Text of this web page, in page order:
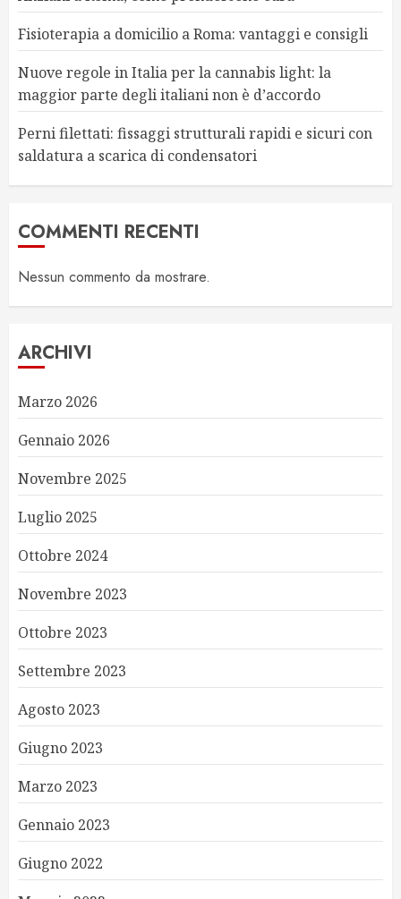
Fisioterapia a domicilio a Roma: vantaggi e consigli
Nuove regole in Italia per la cannabis light: la
maggior parte degli italiani non è d’accordo
Perni filettati: fissaggi strutturali rapidi e sicuri con
saldatura a scarica di condensatori
COMMENTI RECENTI
Nessun commento da mostrare.
ARCHIVI
Marzo 2026
Gennaio 2026
Novembre 2025
Luglio 2025
Ottobre 2024
Novembre 2023
Ottobre 2023
Settembre 2023
Agosto 2023
Giugno 2023
Marzo 2023
Gennaio 2023
Giugno 2022